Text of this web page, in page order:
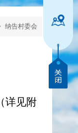
纳告村委会
详见附